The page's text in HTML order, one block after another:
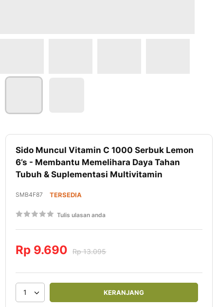
Sido Muncul Vitamin C 1000 Serbuk Lemon
6’s - Membantu Memelihara Daya Tahan
Tubuh & Suplementasi Multivitamin
SMB4F87 TERSEDIA
Rating:
60
% of 100
Tulis ulasan anda
Rp 9.690 Rp 13.095
1 KERANJANG
Lewati
awal
galeri